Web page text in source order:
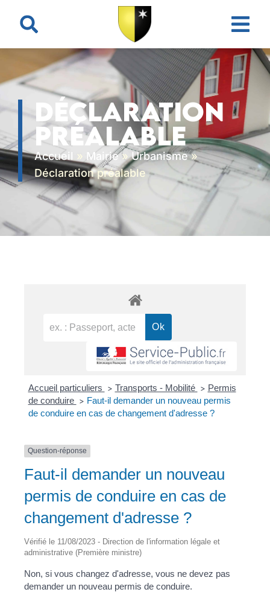
principal
Déclaration
préalable
Accueil » Mairie»Urbanisme»
Déclaration préalable
Accueil particuliers > Transports - Mobilité > Permis
de conduire > Faut-il demander un nouveau permis
de conduire en cas de changement d'adresse ?
Question-réponse
Faut-il demander un nouveau
permis de conduire en cas de
changement d'adresse ?
Vérifié le 11/08/2023 - Direction de l'information légale et
administrative (Première ministre)
Non, si vous changez d'adresse, vous ne devez pas
demander un nouveau permis de conduire.